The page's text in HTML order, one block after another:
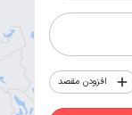
افزودن مقصد